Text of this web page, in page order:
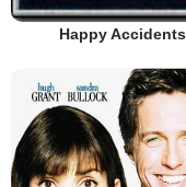
Happy Accidents